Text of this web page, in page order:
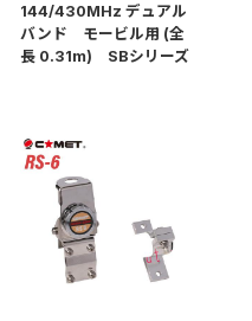
144/430MHz デュアル
バンド モービル用 (全
長 0.31m) SBシリーズ